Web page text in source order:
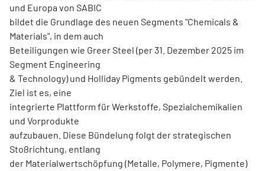
und Europa von SABIC
bildet die Grundlage des neuen Segments "Chemicals &
Materials", in dem auch
Beteiligungen wie Greer Steel (per 31. Dezember 2025 im
Segment Engineering
& Technology) und Holliday Pigments gebündelt werden.
Ziel ist es, eine
integrierte Plattform für Werkstoffe, Spezialchemikalien
und Vorprodukte
aufzubauen. Diese Bündelung folgt der strategischen
Stoßrichtung, entlang
der Materialwertschöpfung (Metalle, Polymere, Pigmente)